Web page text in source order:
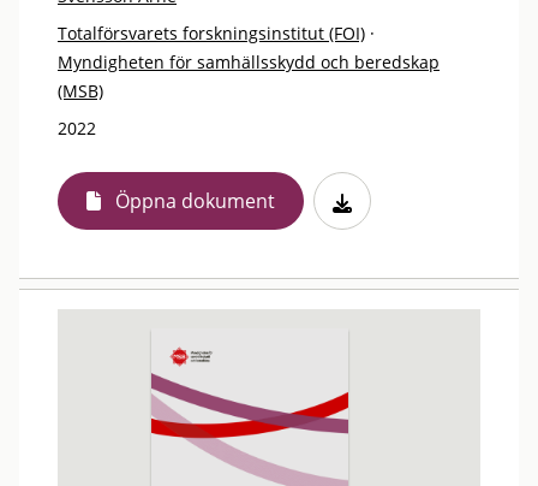
Totalförsvarets forskningsinstitut (FOI) ·
Myndigheten för samhällsskydd och beredskap
(MSB)
2022
Öppna dokument